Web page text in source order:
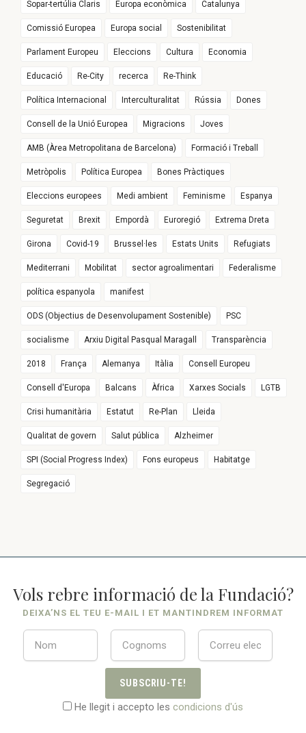
Sopar-tertúlia Claris Europa econòmica Catalunya
Comissió Europea Europa social Sostenibilitat
Parlament Europeu Eleccions Cultura Economia
Educació Re-City recerca Re-Think
Política Internacional Interculturalitat Rússia Dones
Consell de la Unió Europea Migracions Joves
AMB (Àrea Metropolitana de Barcelona) Formació i Treball
Metròpolis Política Europea Bones Pràctiques
Eleccions europees Medi ambient Feminisme Espanya
Seguretat Brexit Empordà Euroregió Extrema Dreta
Girona Covid-19 Brussel·les Estats Units Refugiats
Mediterrani Mobilitat sector agroalimentari Federalisme
política espanyola manifest
ODS (Objectius de Desenvolupament Sostenible) PSC
socialisme Arxiu Digital Pasqual Maragall Transparència
2018 França Alemanya Itàlia Consell Europeu
Consell d'Europa Balcans Àfrica Xarxes Socials LGTB
Crisi humanitària Estatut Re-Plan Lleida
Qualitat de govern Salut pública Alzheimer
SPI (Social Progress Index) Fons europeus Habitatge
Segregació
Vols rebre informació de la Fundació?
DEIXA’NS EL TEU E-MAIL I ET MANTINDREM INFORMAT
SUBSCRIU-TE!
He llegit i accepto les condicions d'ús